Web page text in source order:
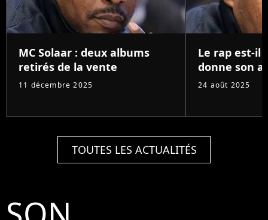
MC Solaar : deux albums
retirés de la vente
11 décembre 2025
Le rap est-il
donne son
24 août 2025
TOUTES LES ACTUALITÉS